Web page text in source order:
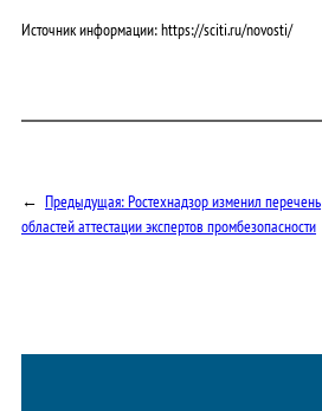
Источник информации: https://sciti.ru/novosti/
← Предыдущая:Ростехнадзор изменил перечень
областей аттестации экспертов промбезопасности